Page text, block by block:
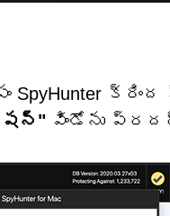
SpyHunter
విండోను